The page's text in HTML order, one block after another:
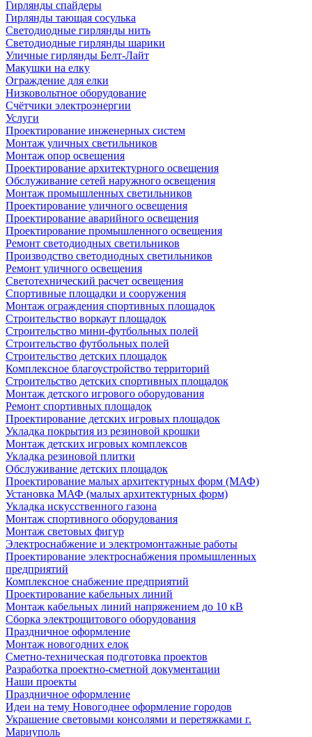
Гирлянды спайдеры
Гирлянды тающая сосулька
Светодиодные гирлянды нить
Светодиодные гирлянды шарики
Уличные гирлянды Белт-Лайт
Макушки на елку
Ограждение для елки
Низковольтное оборудование
Счётчики электроэнергии
Услуги
Проектирование инженерных систем
Монтаж уличных светильников
Монтаж опор освещения
Проектирование архитектурного освещения
Обслуживание сетей наружного освещения
Монтаж промышленных светильников
Проектирование уличного освещения
Проектирование аварийного освещения
Проектирование промышленного освещения
Ремонт светодиодных светильников
Производство светодиодных светильников
Ремонт уличного освещения
Светотехнический расчет освещения
Спортивные площадки и сооружения
Монтаж ограждения спортивных площадок
Строительство воркаут площадок
Строительство мини-футбольных полей
Строительство футбольных полей
Строительство детских площадок
Комплексное благоустройство территорий
Строительство детских спортивных площадок
Монтаж детского игрового оборудования
Ремонт спортивных площадок
Проектирование детских игровых площадок
Укладка покрытия из резиновой крошки
Монтаж детских игровых комплексов
Укладка резиновой плитки
Обслуживание детских площадок
Проектирование малых архитектурных форм (МАФ)
Установка МАФ (малых архитектурных форм)
Укладка искусственного газона
Монтаж спортивного оборудования
Монтаж световых фигур
Электроснабжение и электромонтажные работы
Проектирование электроснабжения промышленных
предприятий
Комплексное снабжение предприятий
Проектирование кабельных линий
Монтаж кабельных линий напряжением до 10 кВ
Сборка электрощитового оборудования
Праздничное оформление
Монтаж новогодних елок
Сметно-техническая подготовка проектов
Разработка проектно-сметной документации
Наши проекты
Праздничное оформление
Идеи на тему Новогоднее оформление городов
Украшение световыми консолями и перетяжками г.
Мариуполь